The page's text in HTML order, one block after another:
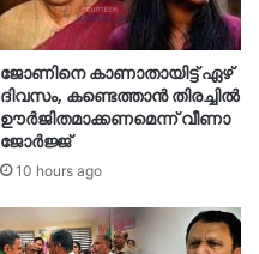
ജോണിനെ കാണാതായിട്ട് ഏഴ്
ദിവസം‌, കണ്ടെത്താൻ തിരച്ചിൽ
ഊർജിതമാക്കണമെന്ന് വീണാ
ജോർജ്ജ്
10 hours ago